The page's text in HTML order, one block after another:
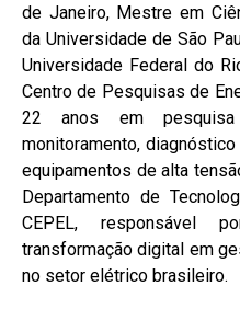
de Janeiro, Mestre em
da Universidade de São
Universidade Federal do
Centro de Pesquisas de
22 anos em
monitoramento,
equipamentos de alta
Departamento de
CEPEL, responsável
transformação digital em
no setor elétrico brasileiro.